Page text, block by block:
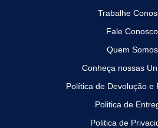
Trabalhe
Fale Conosco
Quem Somos
Conheça nossas
Política de Devolução e
Politica de
Politica de